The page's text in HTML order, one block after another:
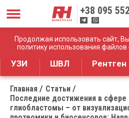
Продолжая использовать сайт,
политику использования файлов
+38 095
Дистрибуция
УЗИ ШВЛ Рентген
Главная
Статьи
Последние достижения в сфере
глиобластомы – от